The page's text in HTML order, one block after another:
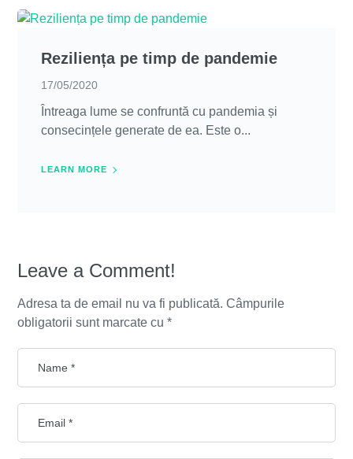
Reziliența pe timp de pandemie
17/05/2020
Întreaga lume se confruntă cu pandemia și
consecințele generate de ea. Este o...
LEARN MORE
Leave a Comment!
Adresa ta de email nu va fi publicată. Câmpurile
obligatorii sunt marcate cu*